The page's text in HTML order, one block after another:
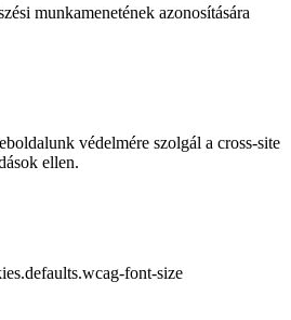
munkamenetének azonosítására
védelmére szolgál a cross-site
ellen.
font-size